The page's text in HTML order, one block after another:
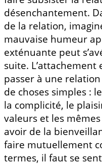
désenchantement.
de la relation,
mauvaise humeur
exténuante peut
suite. L’attachement
passer à une
de choses simples :
la complicité, le
valeurs et les
avoir de la
faire mutuellement
termes, il faut se